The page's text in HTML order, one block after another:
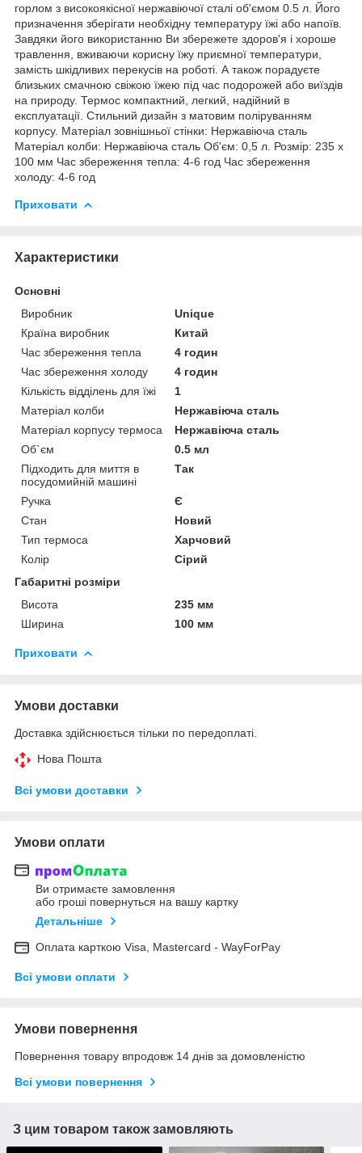
горлом з високоякісної нержавіючої сталі об'ємом 0.5 л. Його
призначення зберігати необхідну температуру їжі або напоїв.
Завдяки його використанню Ви збережете здоров'я і хороше
травлення, вживаючи корисну їжу приємної температури,
замість шкідливих перекусів на роботі. А також порадуєте
близьких смачною свіжою їжею під час подорожей або виїздів
на природу. Термос компактний, легкий, надійний в
експлуатації. Стильний дизайн з матовим поліруванням
корпусу. Матеріал зовнішньої стінки: Нержавіюча сталь
Матеріал колби: Нержавіюча сталь Об'єм: 0,5 л. Розмір: 235 х
100 мм Час збереження тепла: 4-6 год Час збереження
холоду: 4-6 год
Приховати
Характеристики
Основні
Виробник
Unique
Країна виробник
Китай
Час збереження тепла
4 годин
Час збереження холоду
4 годин
Кількість відділень для їжі
1
Матеріал колби
Нержавіюча сталь
Матеріал корпусу термоса
Нержавіюча сталь
Об`єм
0.5 мл
Підходить для миття в
посудомийній машині
Так
Ручка
Є
Стан
Новий
Тип термоса
Харчовий
Колір
Сірий
Габаритні розміри
Висота
235 мм
Ширина
100 мм
Приховати
Умови доставки
Доставка здійснюється тільки по передоплаті.
Нова Пошта
Всі умови доставки
Умови оплати
Ви отримаєте замовлення
або гроші повернуться на вашу картку
Детальніше
Оплата карткою Visa, Mastercard - WayForPay
Всі умови оплати
Умови повернення
Повернення товару впродовж 14 днів за домовленістю
Всі умови повернення
З цим товаром також замовляють